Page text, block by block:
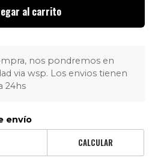
al carrito
nos pondremos en
via wsp. Los envios tienen
24hs
envío
CALCULAR